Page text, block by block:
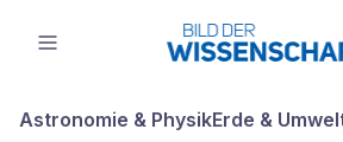
Astronomie & PhysikErde &